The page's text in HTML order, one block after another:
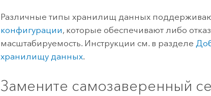
Различные типы хранилищ данных
конфигурации, которые обеспечивают либо
масштабируемость. Инструкции см. в разделе
хранилищу данных.
Замените самозаверенный